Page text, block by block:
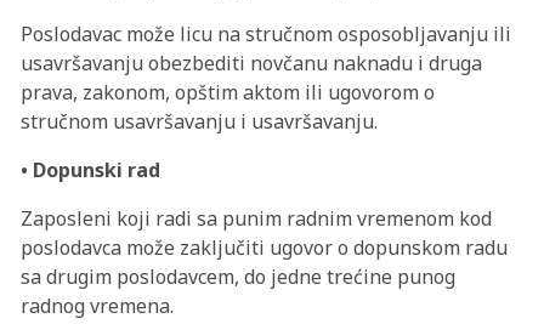
Poslodavac može licu na stručnom osposobljavanju ili
usavršavanju obezbediti novčanu naknadu i druga
prava, zakonom, opštim aktom ili ugovorom o
stručnom usavršavanju i usavršavanju.
• Dopunski rad
Zaposleni koji radi sa punim radnim vremenom kod
poslodavca može zaključiti ugovor o dopunskom radu
sa drugim poslodavcem, do jedne trećine punog
radnog vremena.